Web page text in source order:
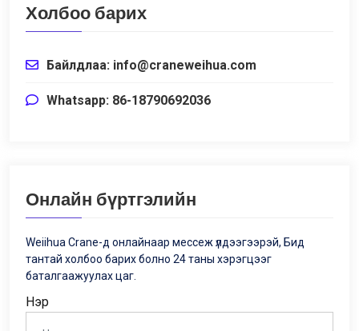
Холбоо барих
Байлдлаа: info@craneweihua.com
Whatsapp: 86-18790692036
Онлайн бүртгэлийн
Weiihua Crane-д онлайнаар мессеж үлдээгээрэй, Бид
тантай холбоо барих болно 24 таны хэрэгцээг
баталгаажуулах цаг.
Нэр